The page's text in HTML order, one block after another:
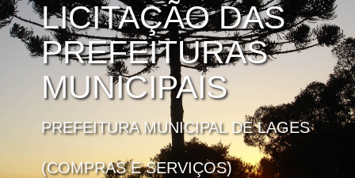
LICITAÇÃO DAS
PREFEITURAS
MUNICIPAIS
PREFEITURA MUNICIPAL DE LAGES
(COMPRAS E SERVIÇOS)